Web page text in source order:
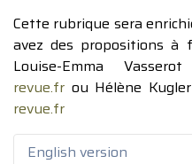
Cette rubrique sera
avez des propositions à
Louise-Emma
revue.fr ou Hélène
revue.fr
English version